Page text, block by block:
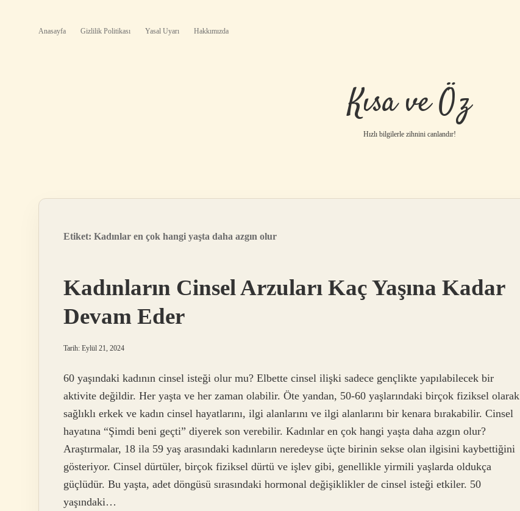
Anasayfa Gizlilik Politikası Yasal Uyarı Hakkımızda
Kısa ve Öz
Hızlı bilgilerle zihnini canlandır!
Etiket: Kadınlar en çok hangi yaşta daha azgın olur
Kadınların Cinsel Arzuları Kaç Yaşına Kadar
Devam Eder
Tarih: Eylül 21, 2024
60 yaşındaki kadının cinsel isteği olur mu? Elbette cinsel ilişki sadece gençlikte yapılabilecek bir
aktivite değildir. Her yaşta ve her zaman olabilir. Öte yandan, 50-60 yaşlarındaki birçok fiziksel olarak
sağlıklı erkek ve kadın cinsel hayatlarını, ilgi alanlarını ve ilgi alanlarını bir kenara bırakabilir. Cinsel
hayatına “Şimdi beni geçti” diyerek son verebilir. Kadınlar en çok hangi yaşta daha azgın olur?
Araştırmalar, 18 ila 59 yaş arasındaki kadınların neredeyse üçte birinin sekse olan ilgisini kaybettiğini
gösteriyor. Cinsel dürtüler, birçok fiziksel dürtü ve işlev gibi, genellikle yirmili yaşlarda oldukça
güçlüdür. Bu yaşta, adet döngüsü sırasındaki hormonal değişiklikler de cinsel isteği etkiler. 50
yaşındaki…